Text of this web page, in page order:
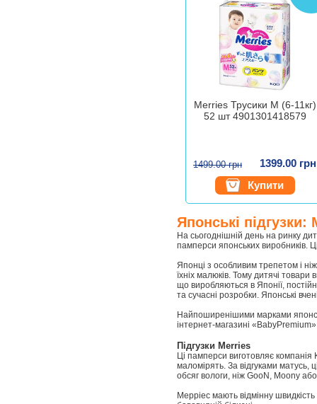
Merries Трусики M (6-11кг)
52 шт 4901301418579
1499.00 грн
1399.00 грн
Купити
Японські
На сьогоднішній день на ринку
памперси японських виробників.
Японці з особливим трепетом і
їхніх малюків. Тому дитячі
що виробляються в Японії,
та сучасні розробки. Японські
Найпоширенішими марками
інтернет-магазині
Підгузки Merries
Ці памперси виготовляє
маломірять. За відгуками
обсяг вологи, ніж GooN, Moony
Мерріес мають відмінну